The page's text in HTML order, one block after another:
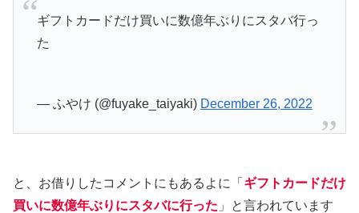
ギフトカードだけ買いに数億年ぶりにスタバ行っ
た
— ふやけ (@fuyake_taiyaki) December 26, 2022
と、お借りしたコメントにもあるよに「 ギフトカードだけ
買いに数億年ぶりにスタバに行った 」と言われています